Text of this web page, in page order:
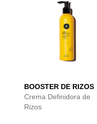
BOOSTER DE RIZOS
Crema Definidora de
Rizos